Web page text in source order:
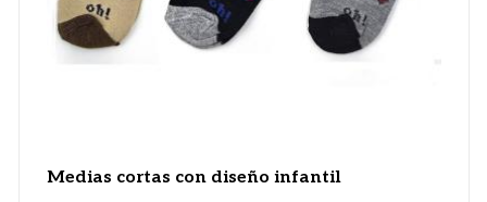
Medias cortas con diseño infantil